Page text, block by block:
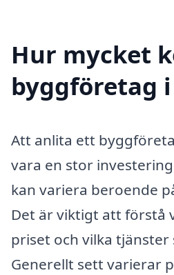
Hur mycket
byggföretag
Att anlita ett
vara en stor
kan variera beroende
Det är viktigt att förstå
priset och vilka tjänster
Generellt sett varierar